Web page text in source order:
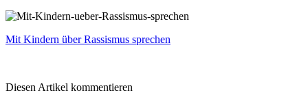
Mit Kindern über Rassismus sprechen
Diesen Artikel kommentieren